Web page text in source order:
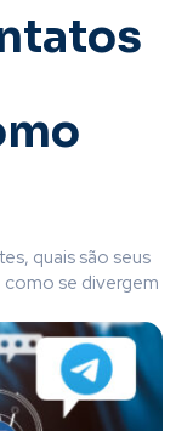
quais são seus
se divergem